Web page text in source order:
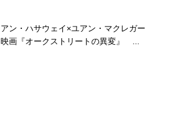
アン・ハサウェイ×ユアン・マクレガー
映画『オークストリートの異変』 ...